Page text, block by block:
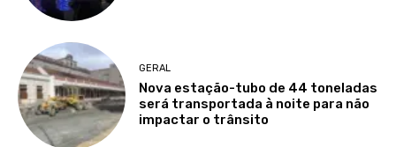
GERAL
Nova estação-tubo de 44 toneladas
será transportada à noite para não
impactar o trânsito